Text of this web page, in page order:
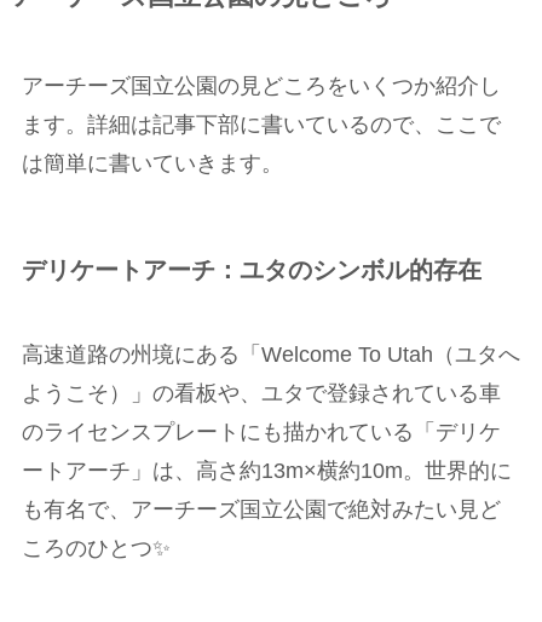
アーチーズ国立公園の見どころをいくつか紹介し
ます。詳細は記事下部に書いているので、ここで
は簡単に書いていきます。
デリケートアーチ：ユタのシンボル的存在
高速道路の州境にある「Welcome To Utah（ユタへ
ようこそ）」の看板や、ユタで登録されている車
のライセンスプレートにも描かれている「デリケ
ートアーチ」は、高さ約13m×横約10m。世界的に
も有名で、アーチーズ国立公園で絶対みたい見ど
ころのひとつ✨